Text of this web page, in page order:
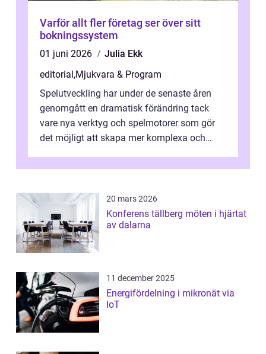
Varför allt fler företag ser över sitt
bokningssystem
01 juni 2026
Julia Ekk
editorial,Mjukvara & Program
Spelutveckling har under de senaste åren
genomgått en dramatisk förändring tack
vare nya verktyg och spelmotorer som gör
det möjligt att skapa mer komplexa och
20 mars 2026
Konferens tällberg möten i hjärtat
av dalarna
11 december 2025
Energifördelning i mikronät via
IoT